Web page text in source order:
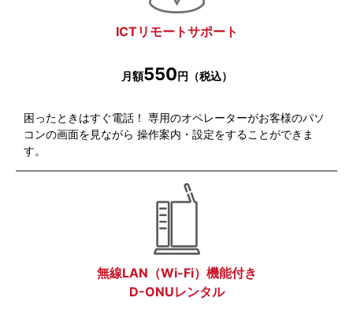
ICTリモートサポート
月額550円（税込）
困ったときはすぐ電話！ 専用のオペレーターがお客様のパソ
コンの画面を見ながら 操作案内・設定をすることができま
す。
無線LAN（Wi-Fi）機能付き
D-ONUレンタル